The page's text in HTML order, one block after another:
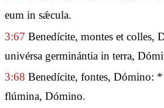
eum in sǽcula.
3:67 Benedícite, montes et colles,
univérsa germinántia in terra,
3:68 Benedícite, fontes, Dómino:
flúmina, Dómino.